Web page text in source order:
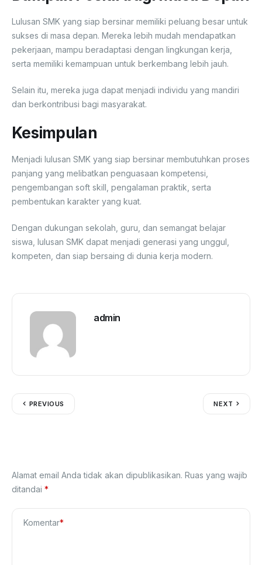
Lulusan SMK yang siap bersinar memiliki peluang besar untuk
sukses di masa depan. Mereka lebih mudah mendapatkan
pekerjaan, mampu beradaptasi dengan lingkungan kerja,
serta memiliki kemampuan untuk berkembang lebih jauh.
Selain itu, mereka juga dapat menjadi individu yang mandiri
dan berkontribusi bagi masyarakat.
Kesimpulan
Menjadi lulusan SMK yang siap bersinar membutuhkan proses
panjang yang melibatkan penguasaan kompetensi,
pengembangan soft skill, pengalaman praktik, serta
pembentukan karakter yang kuat.
Dengan dukungan sekolah, guru, dan semangat belajar
siswa, lulusan SMK dapat menjadi generasi yang unggul,
kompeten, dan siap bersaing di dunia kerja modern.
admin
PREVIOUS NEXT
Alamat email Anda tidak akan dipublikasikan. Ruas yang wajib
ditandai *
Komentar*